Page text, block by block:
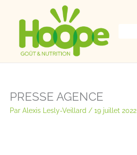
PRESSE AGENCE
Par Alexis Lesly-Veillard / 19 juillet 2022